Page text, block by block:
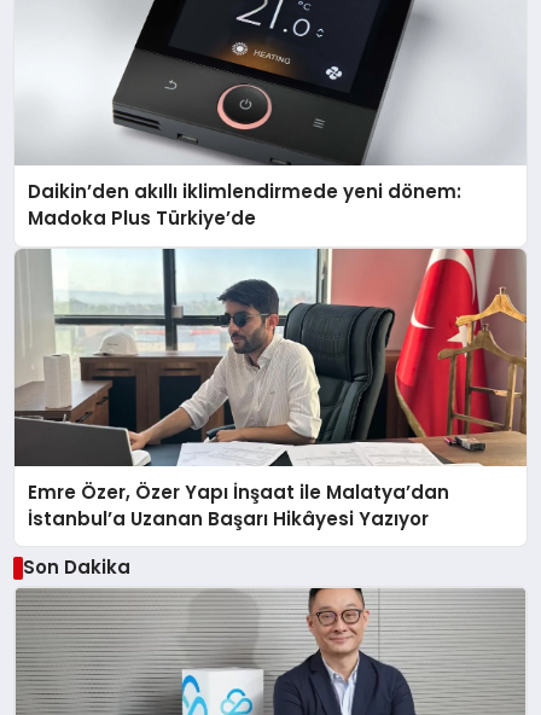
Daikin’den akıllı iklimlendirmede yeni dönem:
Madoka Plus Türkiye’de
Emre Özer, Özer Yapı İnşaat ile Malatya’dan
İstanbul’a Uzanan Başarı Hikâyesi Yazıyor
Son Dakika